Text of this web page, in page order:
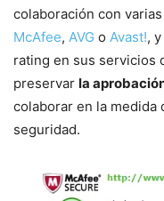
colaboración con
McAfee, AVG o Avast!,
rating en sus servicios
preservar la
colaborar en la medida
seguridad.